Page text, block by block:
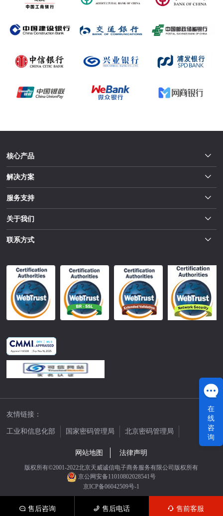
核心产品
解决方案
服务支持
关于我们
联系方式
友情链接：
工业和信息化部 国家密码管理局
北京密码管理局
网站地图
法律声明
版权所有©2001-2022北京天威诚信电子商务服务有限公司版权所有
京公网安备11010802028541号
京ICP备06042509号-1
售后咨询 售后电话 售前客服
在
线
咨
询